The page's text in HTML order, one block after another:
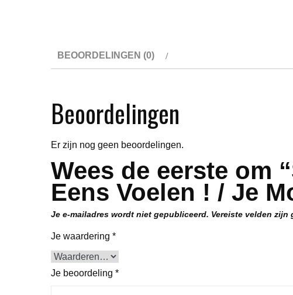
BEOORDELINGEN (0)
Beoordelingen
Er zijn nog geen beoordelingen.
Wees de eerste om
Eens Voelen ! / Je
Je e-mailadres wordt niet gepubliceerd. Vereiste velden zijn
Je waardering *
Je beoordeling *